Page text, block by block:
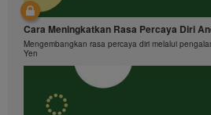
Cara Meningkatkan Rasa Percaya Diri
Mengembangkan rasa percaya diri melalui
Yen